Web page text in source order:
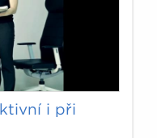
i při